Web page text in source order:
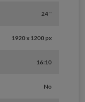
24 "
1920 x 1200 px
16:10
No